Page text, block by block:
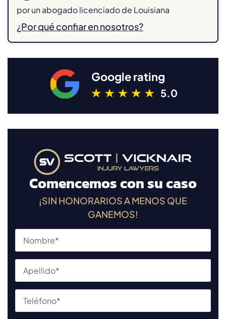
por un abogado licenciado de Louisiana
¿Por qué confiar en nosotros?
Google rating
5.0
Comencemos con su caso
¡SIN HONORARIOS A MENOS QUE
GANEMOS!